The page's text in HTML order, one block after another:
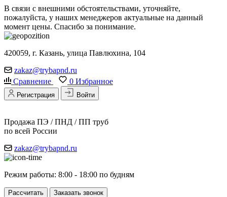
В связи с внешними обстоятельствами, уточняйте,
пожалуйста, у наших менеджеров актуальные на данный
момент цены. Спасибо за понимание.
420059, г. Казань, улица Павлюхина, 104
zakaz@trybapnd.ru
Сравнение
0 Избранное
Регистрация Войти
Продажа ПЭ / ПНД / ПП труб
по всей России
zakaz@trybapnd.ru
Режим работы: 8:00 - 18:00 по будням
Рассчитать Заказать звонок